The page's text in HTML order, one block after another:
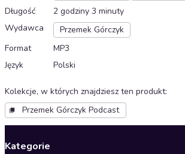
Długość
2 godziny 3 minuty
Wydawca
Przemek Górczyk
Format
MP3
Język
Polski
Kolekcje, w których znajdziesz ten produkt:
Przemek Górczyk Podcast
Kategorie